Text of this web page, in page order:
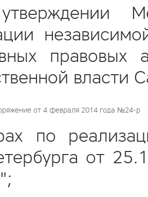
правовых
власти
от 4 февраля 2014 года №24-р
по
от